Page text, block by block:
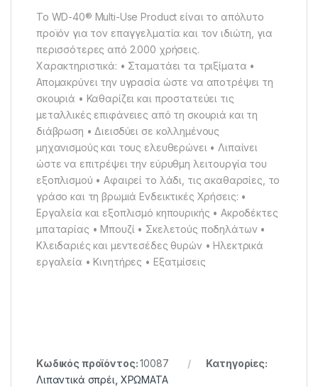
Το WD-40® Multi-Use Product είναι το απόλυτο
προϊόν για τον επαγγελματία και τον ιδιώτη, για
περισσότερες από 2.000 χρήσεις.
Χαρακτηριστικά: • Σταματάει τα τριξίματα •
Απομακρύνει την υγρασία ώστε να αποτρέψει τη
σκουριά • Καθαρίζει και προστατεύει τις
μεταλλικές επιφάνειες από τη σκουριά και τη
διάβρωση • Διεισδύει σε κολλημένους
μηχανισμούς και τους ελευθερώνει • Λιπαίνει
ώστε να επιτρέψει την εύρυθμη λειτουργία του
εξοπλισμού • Αφαιρεί το λάδι, τις ακαθαρσίες, το
γράσο και τη βρωμιά Ενδεικτικές Χρήσεις: •
Εργαλεία και εξοπλισμό κηπουρικής • Ακροδέκτες
μπαταρίας • Μπουζί • Σκελετούς ποδηλάτων •
Κλειδαριές και μεντεσέδες θυρών • Ηλεκτρικά
εργαλεία • Κινητήρες • Εξατμίσεις
Κωδικός προϊόντος:10087
Κατηγορίες:
Λιπαντικά σπρέι ΧΡΩΜΑΤΑ